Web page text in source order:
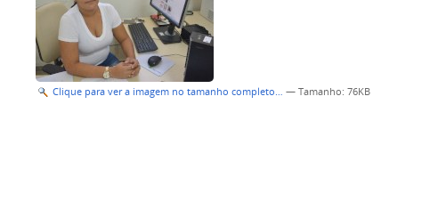
Clique para ver a imagem no tamanho completo… —Tamanho: 76KB